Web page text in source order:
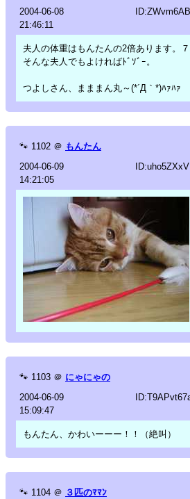
2004-06-08
21:46:11
夫人の体重はもんたんの2倍あります。
そんな夫人でもよければﾄﾞｿﾞｰ。
つよしさん、まままん丸～(*´Д｀*)ﾊｧﾊｧ
🐾 1102 ＠ もんたん
2004-06-09
14:21:05
🐾 1103 ＠ にゃにゃの
2004-06-09
15:09:47
もんたん、かわいーーー！！（絶叫）
🐾 1104 ＠ ３匹のﾏﾏﾝ